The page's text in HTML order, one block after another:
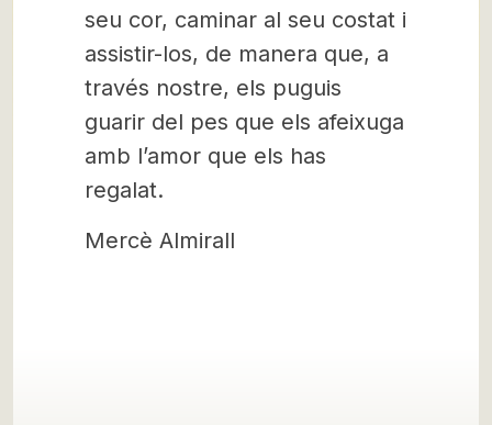
seu cor, caminar al seu costat i
assistir-los, de manera que, a
través nostre, els puguis
guarir del pes que els afeixuga
amb l’amor que els has
regalat.
Mercè Almirall